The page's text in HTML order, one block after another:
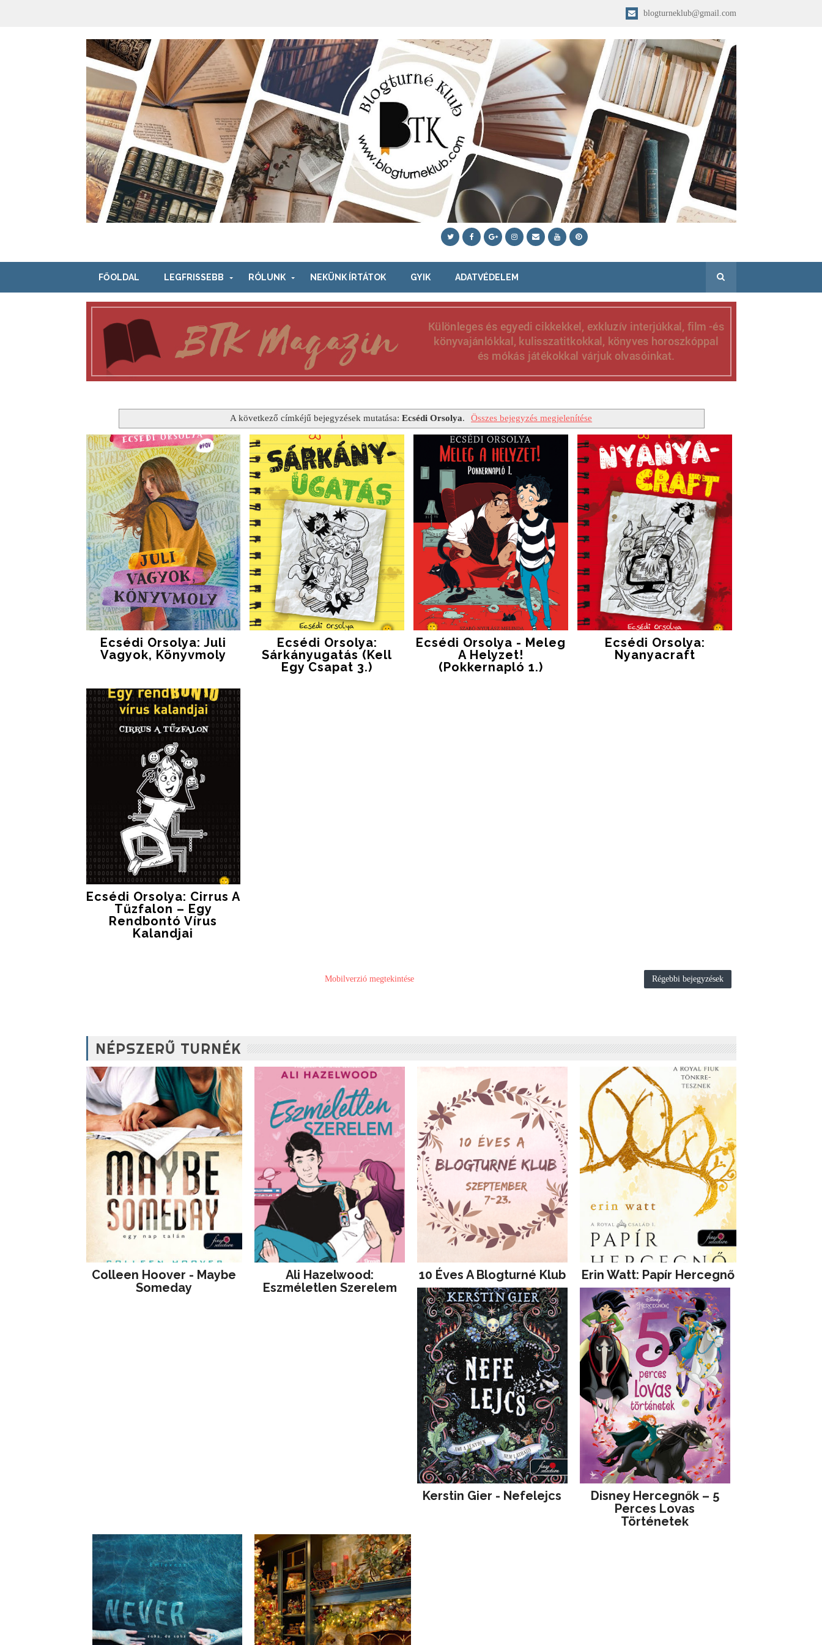
blogturneklub@gmail.com
FŐOLDAL LEGFRISSEBB RÓLUNK NEKÜNK ÍRTÁTOK GYIK ADATVÉDELEM
A következő címkéjű bejegyzések mutatása: Ecsédi Orsolya. Összes bejegyzés megjelenítése
Ecsédi Orsolya: Juli
Vagyok, Könyvmoly
Ecsédi Orsolya:
Sárkányugatás (Kell
Egy Csapat 3.)
Ecsédi Orsolya - Meleg
A Helyzet!
(Pokkernapló 1.)
Ecsédi Orsolya:
Nyanyacraft
Ecsédi Orsolya: Cirrus A
Tűzfalon – Egy
Rendbontó Vírus
Kalandjai
Régebbi bejegyzések
Mobilverzió megtekintése
NÉPSZERŰ TURNÉK
Colleen Hoover - Maybe
Someday
Ali Hazelwood:
Eszméletlen Szerelem
10 Éves A Blogturné Klub Erin Watt: Papír Hercegnő
Kerstin Gier - Nefelejcs
Disney ​Hercegnők – 5
Perces Lovas
Történetek